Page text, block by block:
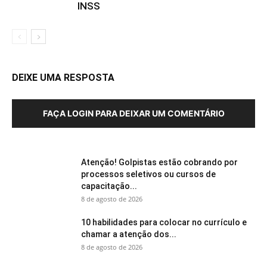
INSS
DEIXE UMA RESPOSTA
FAÇA LOGIN PARA DEIXAR UM COMENTÁRIO
Atenção! Golpistas estão cobrando por
processos seletivos ou cursos de
capacitação...
8 de agosto de 2026
10 habilidades para colocar no currículo e
chamar a atenção dos...
8 de agosto de 2026